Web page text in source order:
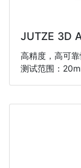
JUTZE 3D
高精度，高可
测试范围：